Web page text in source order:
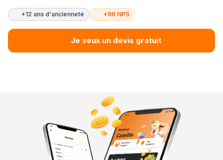
+12 ans d'ancienneté +96 NPS
Je veux un devis gratuit